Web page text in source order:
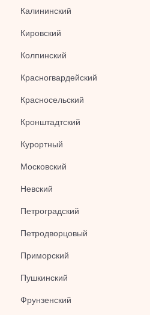
Калининский
Кировский
Колпинский
Красногвардейский
Красносельский
Кронштадтский
Курортный
Московский
Невский
Петроградский
Петродворцовый
Приморский
Пушкинский
Фрунзенский